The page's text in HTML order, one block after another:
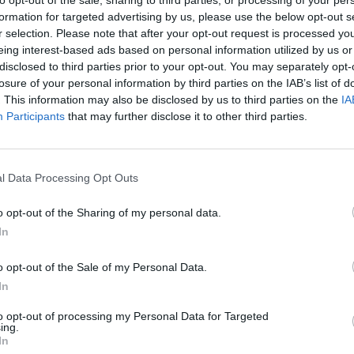
for targeted advertising by us, please use the below opt-out
selection. Please note that after your opt-out request is processed
interest-based ads based on personal information utilized by us
to third parties prior to your opt-out. You may separately
of your personal information by third parties on the IAB’s list of
This information may also be disclosed by us to third parties on the
Participants that may further disclose it to other third parties.
Data Processing Opt Outs
opt-out of the Sharing of my personal data.
opt-out of the Sale of my Personal Data.
opt-out of processing my Personal Data for Targeted
asmenybės iki šiol nėra žinomos.
Visi įrašai
diskusija: Rusija – Europos šeimos narė?
pavojingą įprotį: tą daro daugiau nei pusė